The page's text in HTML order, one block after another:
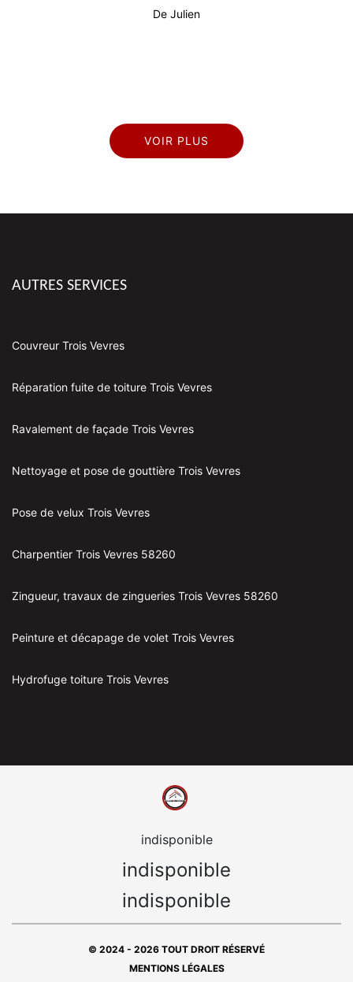
VOIR PLUS
AUTRES SERVICES
Couvreur Trois Vevres
Réparation fuite de toiture Trois Vevres
Ravalement de façade Trois Vevres
Nettoyage et pose de gouttière Trois Vevres
Pose de velux Trois Vevres
Charpentier Trois Vevres 58260
Zingueur, travaux de zingueries Trois Vevres 58260
Peinture et décapage de volet Trois Vevres
Hydrofuge toiture Trois Vevres
indisponible
indisponible
indisponible
© 2024 - 2026 TOUT DROIT RÉSERVÉ
MENTIONS LÉGALES